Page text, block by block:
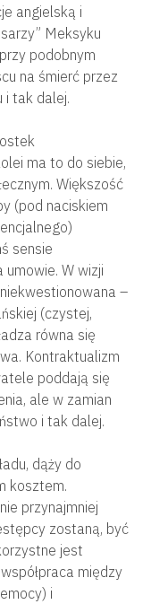
angielską i
Meksyku
podobnym
na śmierć przez
i tak dalej.
ma to do siebie,
Większość
(pod naciskiem
sensie
W wizji
–
(czystej,
równa się
Kontraktualizm
poddają się
ale w zamian
i tak dalej.
dąży do
kosztem.
przynajmniej
zostaną, być
jest
między
i